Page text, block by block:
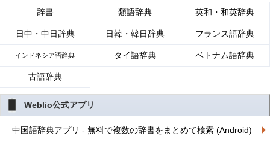
辞書 類語辞典 英和・和英辞典
日中・中日辞典 日韓・韓日辞典 フランス語辞典
インドネシア語辞典 タイ語辞典 ベトナム語辞典
古語辞典
Weblio公式アプリ
中国語辞典アプリ - 無料で複数の辞書をまとめて検索 (Android)